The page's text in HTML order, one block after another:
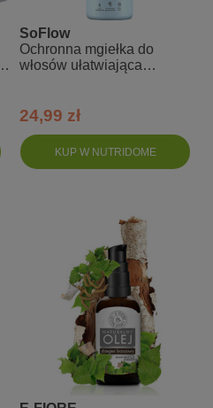
KUP W NUTRIDOME
SoFlow
Ochronna mgiełka do
włosów ułatwiająca
24,99 zł